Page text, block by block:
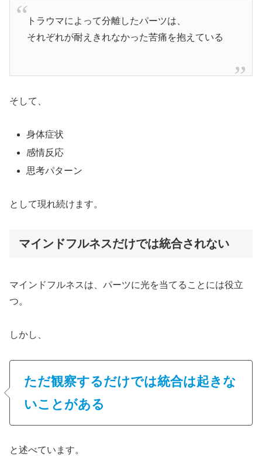
トラウマによって分離したパーツは、
それぞれが耐えきれなかった苦痛を抱えている
そして、
身体症状
感情反応
思考パターン
として現れ続けます。
マインドフルネスだけでは統合されない
マインドフルネスは、パーツに光を当てることには役立
つ。
しかし、
ただ観察するだけでは統合は起きな
いことがある
と述べています。